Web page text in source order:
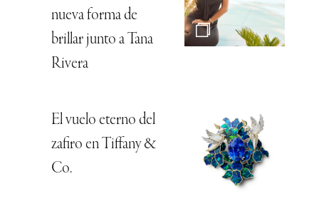
nueva forma de
brillar junto a Tana
Rivera
El vuelo eterno del
zafiro en Tiffany &
Co.